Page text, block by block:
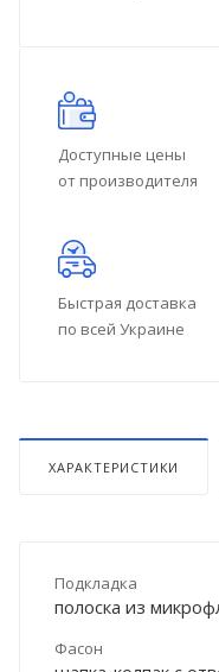
Доступные цены
от производителя
Быстрая доставка
по всей Украине
ХАРАКТЕРИСТИКИ
Подкладка
полоска из
Фасон